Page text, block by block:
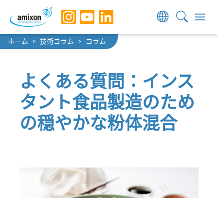
Skip to main navigation
Skip to main content
Skip to page footer
You are here:
ホーム 技術コラム コラム
よくある質問：インス
タント食品製造のため
の穏やかな粉体混合